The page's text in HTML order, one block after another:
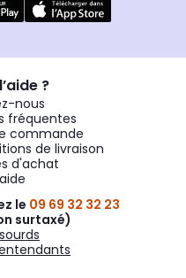
?
nous
fréquentes
commande
de livraison
d'achat
le 09 69 32 32 23
surtaxé)